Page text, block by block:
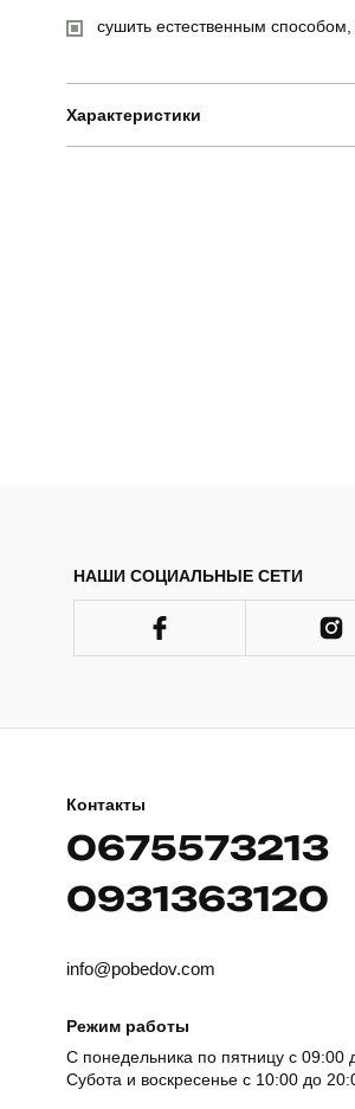
сушить естественным
Характеристики
НАШИ СОЦИАЛЬНЫЕ СЕТИ
Контакты
0675573213
0931363120
info@pobedov.com
Режим работы
С понедельника по пятницу с 09:00
Субота и воскресенье с 10:00 до